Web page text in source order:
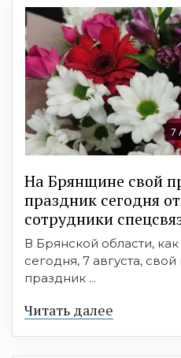
7
На Брянщине свой
праздник сегодня
сотрудники
В Брянской области,
сегодня, 7 августа,
праздник ...
Читать далее